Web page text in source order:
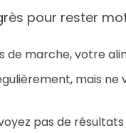
pour rester
de marche, votre
mais
pas de